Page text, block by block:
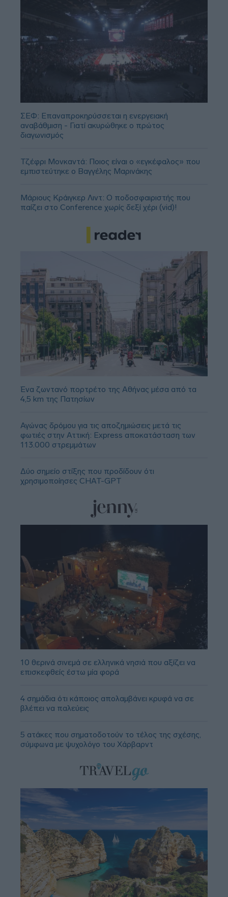
ΣΕΦ: Επαναπροκηρύσσεται η ενεργειακή
αναβάθμιση - Γιατί ακυρώθηκε ο πρώτος
διαγωνισμός
Τζέφρι Μονκαντά: Ποιος είναι ο «εγκέφαλος» που
εμπιστεύτηκε ο Βαγγέλης Μαρινάκης
Μάριους Κράιγκερ Λιντ: Ο ποδοσφαιριστής που
παίζει στο Conference χωρίς δεξί χέρι (vid)!
Ένα ζωντανό πορτρέτο της Αθήνας μέσα από τα
4,5 km της Πατησίων
Αγώνας δρόμου για τις αποζημιώσεις μετά τις
φωτιές στην Αττική: Express αποκατάσταση των
113.000 στρεμμάτων
Δύο σημείο στίξης που προδίδουν ότι
χρησιμοποίησες CHAT-GPT
10 θερινά σινεμά σε ελληνικά νησιά που αξίζει να
επισκεφθείς έστω μία φορά
4 σημάδια ότι κάποιος απολαμβάνει κρυφά να σε
βλέπει να παλεύεις
5 ατάκες που σηματοδοτούν το τέλος της σχέσης,
σύμφωνα με ψυχολόγο του Χάρβαρντ